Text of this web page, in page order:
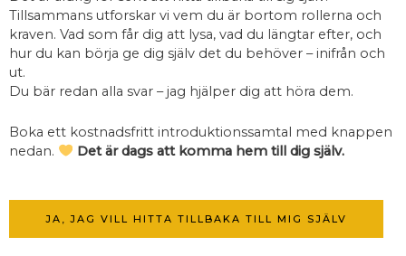
Tillsammans utforskar vi vem du är bortom rollerna och
kraven. Vad som får dig att lysa, vad du längtar efter, och
hur du kan börja ge dig själv det du behöver – inifrån och
ut.
Du bär redan alla svar – jag hjälper dig att höra dem.
Boka ett kostnadsfritt introduktionssamtal med knappen
nedan.
Det är dags att komma hem till dig själv.
JA, JAG VILL HITTA TILLBAKA TILL MIG SJÄLV